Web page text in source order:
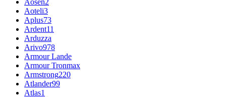
Aoteli3
Aplus73
Ardent11
Arduzza
Arivo978
Armour Lande
Armour Tronmax
Armstrong220
Atlander99
Atlas1